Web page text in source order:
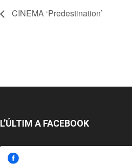
CINEMA ‘Predestination’
L’ÚLTIM A FACEBOOK